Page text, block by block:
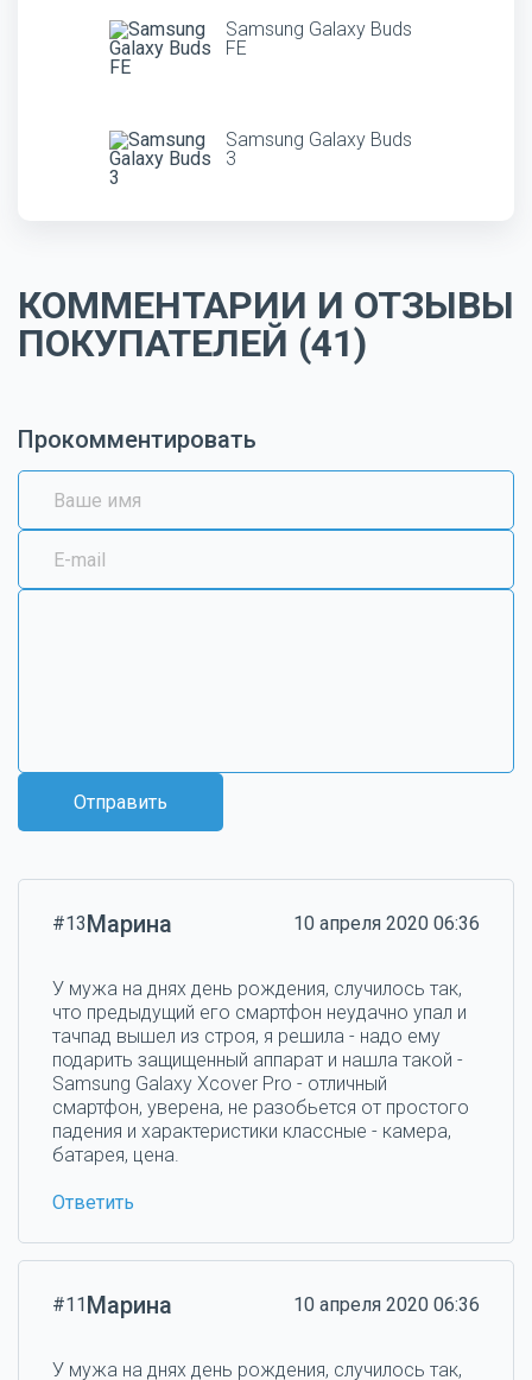
Samsung Galaxy Buds
FE
Samsung Galaxy Buds
3
КОММЕНТАРИИ И ОТЗЫВЫ
ПОКУПАТЕЛЕЙ (41)
Прокомментировать
Отправить
#13Марина 10 апреля 2020 06:36
У мужа на днях день рождения, случилось так,
что предыдущий его смартфон неудачно упал и
тачпад вышел из строя, я решила - надо ему
подарить защищенный аппарат и нашла такой -
Samsung Galaxy Xcover Pro - отличный
смартфон, уверена, не разобьется от простого
падения и характеристики классные - камера,
батарея, цена.
Ответить
#11Марина 10 апреля 2020 06:36
У мужа на днях день рождения, случилось так,